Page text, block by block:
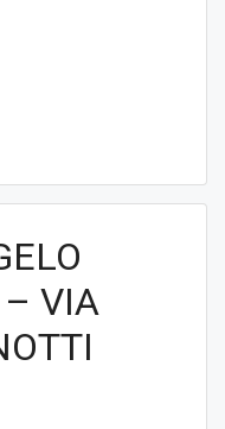
– VIA